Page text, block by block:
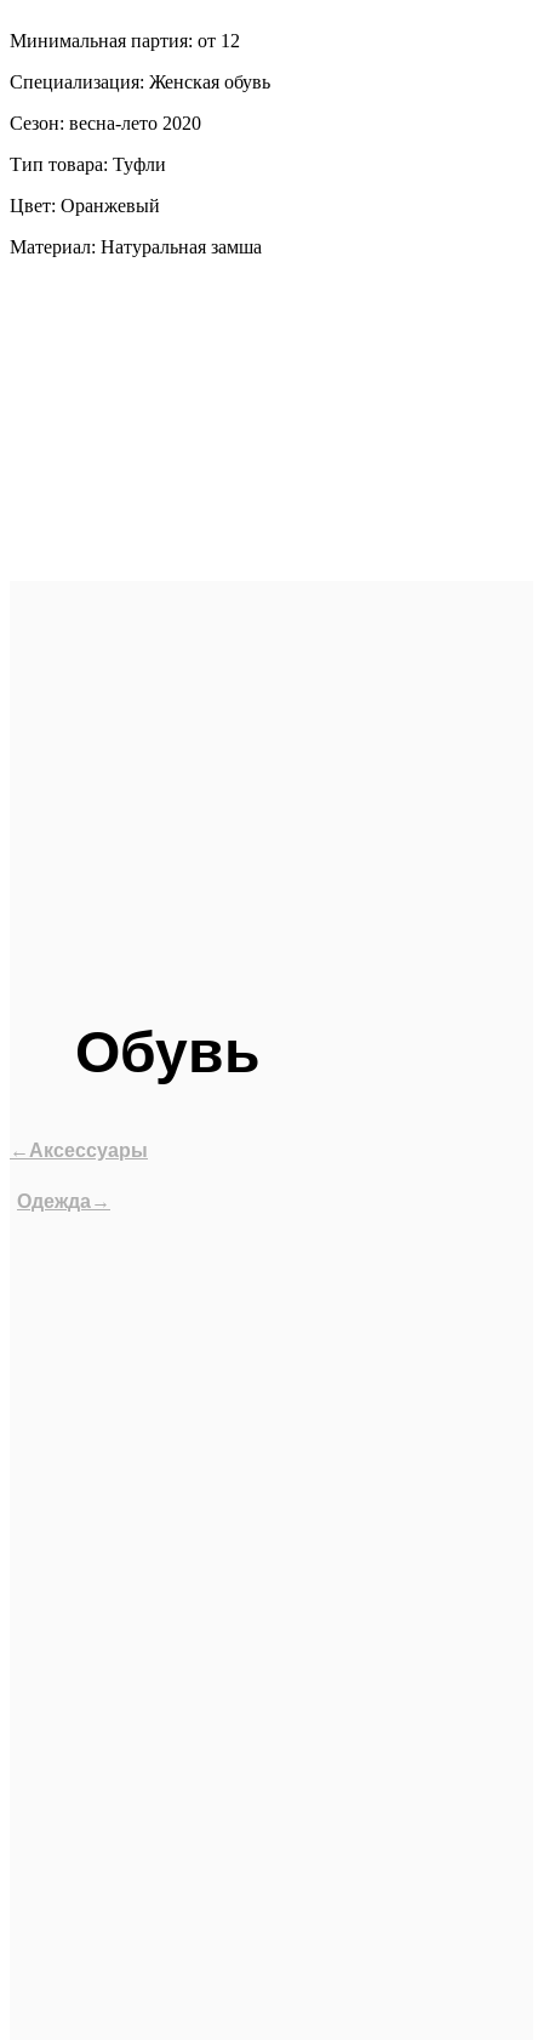
Минимальная партия: от 12
Специализация: Женская обувь
Сезон: весна-лето 2020
Тип товара: Туфли
Цвет: Оранжевый
Материал: Натуральная замша
Обувь
←Аксессуары
Одежда→